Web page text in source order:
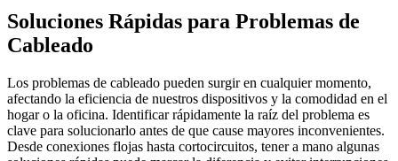
Soluciones Rápidas para Problemas de
Cableado
Los problemas de cableado pueden surgir en cualquier momento,
afectando la eficiencia de nuestros dispositivos y la comodidad en el
hogar o la oficina. Identificar rápidamente la raíz del problema es
clave para solucionarlo antes de que cause mayores inconvenientes.
Desde conexiones flojas hasta cortocircuitos, tener a mano algunas